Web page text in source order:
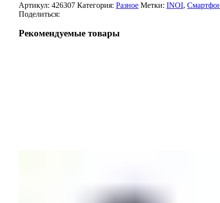
Артикул: 426307 Категория: Разное Метки: INOI,
Поделиться:
Рекомендуемые товары